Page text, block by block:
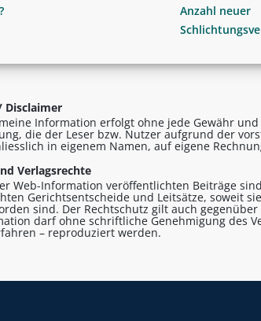
Anzahl neuer
Disclaimer
Information erfolgt ohne jede Gewähr
die der Leser bzw. Nutzer aufgrund der
in eigenem Namen, auf eigene
Verlagsrechte
Web-Information veröffentlichten Beiträge
Gerichtsentscheide und Leitsätze, soweit
sind. Der Rechtschutz gilt auch
darf ohne schriftliche Genehmigung des
– reproduziert werden.